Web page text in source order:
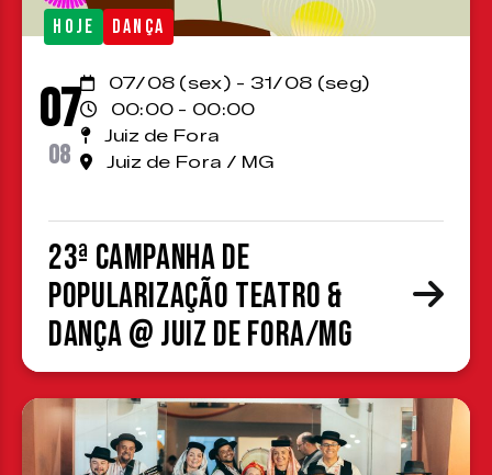
HOJE DANÇA
07
08
07/08 (sex) - 31/08 (seg)
00:00 - 00:00
Juiz de Fora
Juiz de Fora / MG
23ª Campanha de
Popularização Teatro &
Dança @ Juiz de Fora/MG